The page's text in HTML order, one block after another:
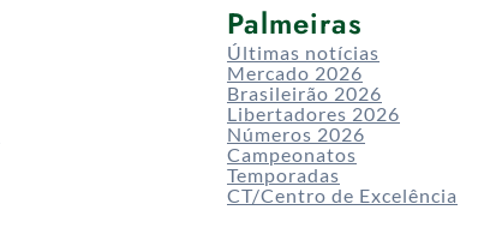
Palmeiras
Últimas notícias
Mercado 2026
Brasileirão 2026
Libertadores 2026
Números 2026
Campeonatos
Temporadas
CT/Centro de Excelência